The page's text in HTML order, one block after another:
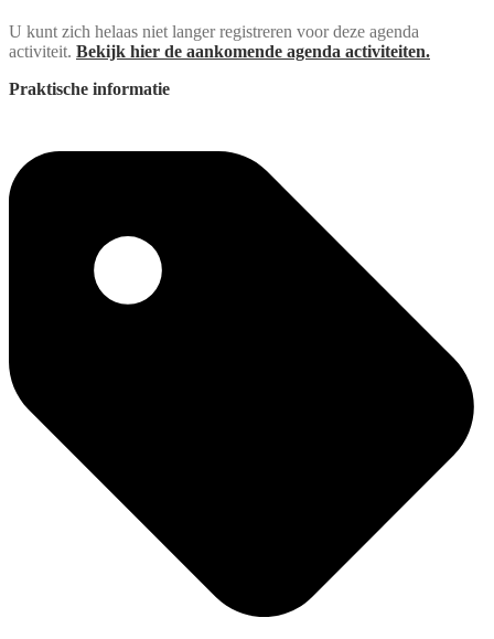
U kunt zich helaas niet langer registreren voor deze agenda
activiteit. Bekijk hier de aankomende agenda activiteiten.
Praktische informatie